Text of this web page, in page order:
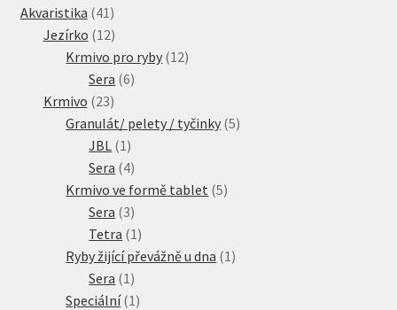
Akvaristika 41 41
produktů
Jezírko 1212
produktů
Krmivo pro ryby 1212
Sera 66
Krmivo 2323
produktů
Granulát/ pelety / tyčinky 55
JBL 1 1
produkt
Sera 44
produkty
Krmivo ve formě tablet 55
Sera 33
produkty
Tetra 1 1
produkt
Ryby žijící převážně u dna 1 1
Sera 1 1
produkt
Speciální 1 1